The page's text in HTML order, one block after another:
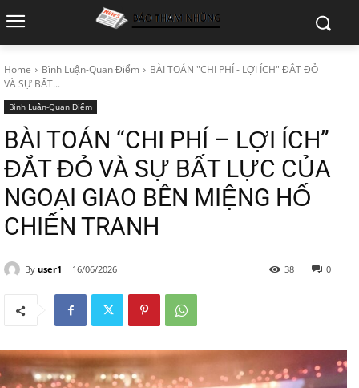
Home Bình Luận-Quan Điểm
BÀI TOÁN "CHI PHÍ - LỢI ÍCH" ĐẮT ĐỎ
VÀ SỰ BẤT...
Bình Luận-Quan Điểm
BÀI TOÁN “CHI PHÍ – LỢI ÍCH”
ĐẮT ĐỎ VÀ SỰ BẤT LỰC CỦA
NGOẠI GIAO BÊN MIỆNG HỐ
CHIẾN TRANH
By user1 16/06/2026 0
38